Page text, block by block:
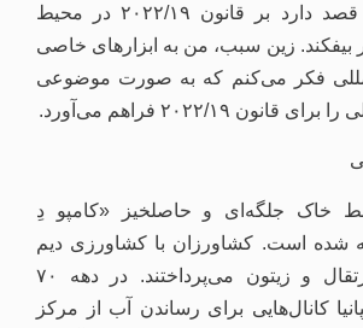
این پست وبلاگی قصد دارد بر قانون ۲۰۲۲/۱۹ در محیط
بیفکند. زین سبب، من به ابزارهای خاصی
فکر می‌کنم که به صورت موضوعی
۲۰۲۲/۱۹ فراهم می‌آورد.
خاک جلگه‌ای و حاصلخیز «کامپو دِ
احاطه شده است. کشاورزان با کشاورزی دیم
به تولید گندم، پرتقال و زیتون می‌پرداختند. در دهه ۷۰
کانال‌هایی برای رساندن آب از مرکز